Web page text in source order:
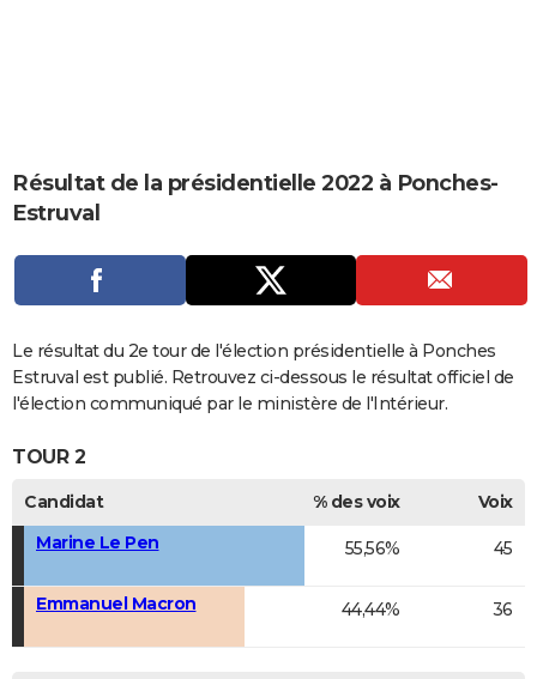
CARTE DE VOEUX
Carte de Noël
Carte Bonne année
Carte Saint-Valentin
Carte Pâques
Carte d'anniversaire
DICTIONNAIRE
Dictionnaire
Biographies
Expressions
Proverbes
PROGRAMME TV
S'inscrire
Se connecter
Lycées
Collèges
Primaires
Universités
Entreprises
Service militaire
Avis de recherche
AVIS DE DÉCÈS
Bricolage
Lifestyle
Culture
Sport
Auto
Television
Voyage
Cinema
Résultat de la présidentielle 2022 à Ponches-
Estruval
Le résultat du 2e tour de l'élection présidentielle à Ponches
Estruval est publié. Retrouvez ci-dessous le résultat officiel de
l'élection communiqué par le ministère de l'Intérieur.
TOUR 2
Candidat % des voix
Voix
Marine Le Pen
55,56% 45
Emmanuel Macron 44,44% 36